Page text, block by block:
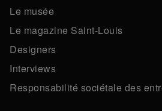
Le musée
Le magazine Saint-Louis
Designers
Interviews
Responsabilité sociétale des